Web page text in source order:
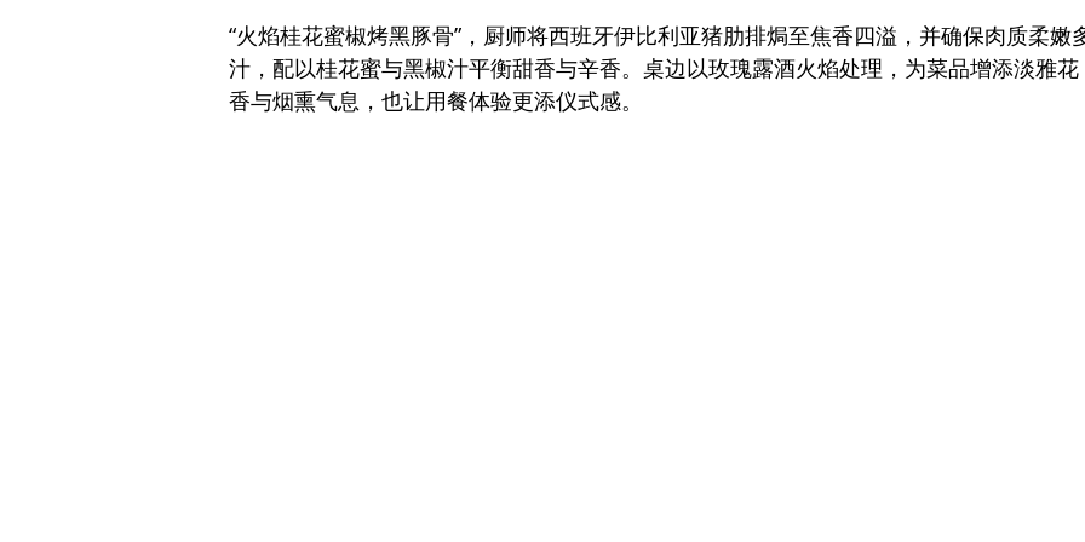
“火焰桂花蜜椒烤黑豚骨”，厨师将西班牙伊比利亚猪肋排焗至焦香四溢，并确保肉质柔嫩
汁，配以桂花蜜与黑椒汁平衡甜香与辛香。桌边以玫瑰露酒火焰处理，为菜品增添淡雅花
香与烟熏气息，也让用餐体验更添仪式感。